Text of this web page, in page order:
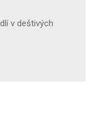
v deštivých